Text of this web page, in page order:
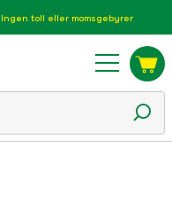
Ingen toll eller momsgebyrer